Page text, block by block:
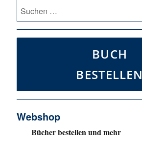
Suche
nach:
BUCH
BESTELLEN
Webshop
Bücher bestellen und mehr